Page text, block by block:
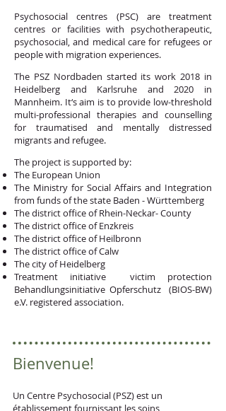
Psychosocial centres (PSC) are treatment
centres or facilities with psychotherapeutic,
psychosocial, and medical care for refugees or
people with migration experiences.
The PSZ Nordbaden started its work 2018 in
Heidelberg and Karlsruhe and 2020 in
Mannheim. It‘s aim is to provide low-threshold
multi-professional therapies and counselling
for traumatised and mentally distressed
migrants and refugee.
The project is supported by:
The European Union
The Ministry for Social Affairs and Integration
from funds of the state Baden - Württemberg
The district office of Rhein-Neckar- County
The district office of Enzkreis
The district office of Heilbronn
The district office of Calw
The city of Heidelberg
Treatment initiative victim protection
Behandlungsinitiative Opferschutz (BIOS-BW)
e.V. registered association.
Bienvenue!
Un Centre Psychosocial (PSZ) est un
établissement fournissant les soins